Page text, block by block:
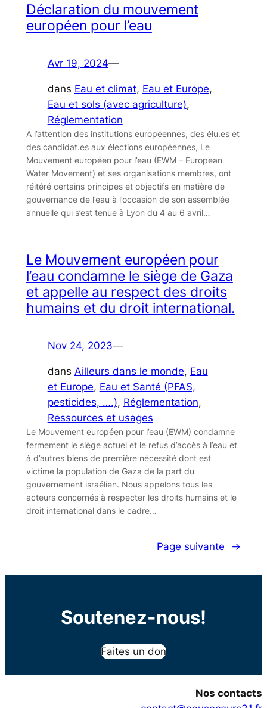
Déclaration du mouvement
européen pour l’eau
Avr 19, 2024—
dans Eau et climat, Eau et Europe
Eau et sols (avec agriculture)
Réglementation
A l’attention des institutions européennes, des élu.es et
des candidat.es aux élections européennes, Le
Mouvement européen pour l’eau (EWM – European
Water Movement) et ses organisations membres, ont
réitéré certains principes et objectifs en matière de
gouvernance de l’eau à l’occasion de son assemblée
annuelle qui s’est tenue à Lyon du 4 au 6 avril…
Le Mouvement européen pour
l’eau condamne le siège de Gaza
et appelle au respect des droits
humains et du droit international.
Nov 24, 2023—
dans Ailleurs dans le monde, Eau
et Europe, Eau et Santé (PFAS,
pesticides, ….), Réglementation
Ressources et usages
Le Mouvement européen pour l’eau (EWM) condamne
fermement le siège actuel et le refus d’accès à l’eau et
à d’autres biens de première nécessité dont est
victime la population de Gaza de la part du
gouvernement israélien. Nous appelons tous les
acteurs concernés à respecter les droits humains et le
droit international dans le cadre…
Page suivante →
Soutenez-nous!
Faites un don
Nos contacts